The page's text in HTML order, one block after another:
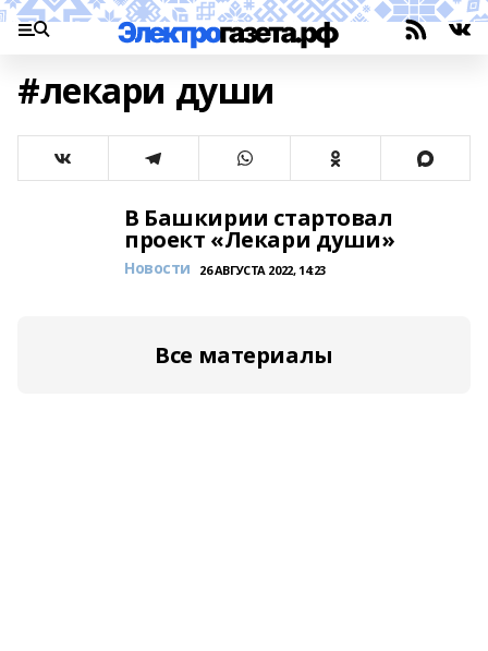
#лекари души
В Башкирии стартовал
проект «Лекари души»
Новости 26 АВГУСТА 2022, 14:23
Все материалы